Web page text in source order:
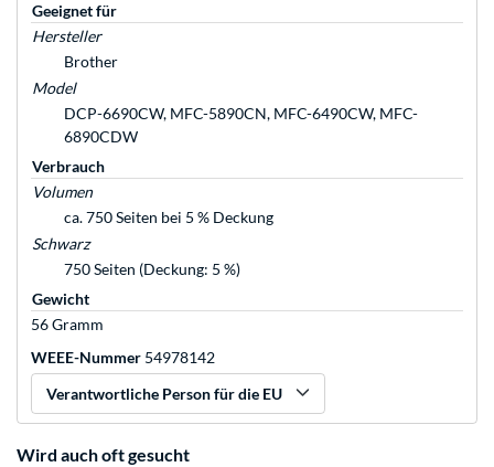
Geeignet für
Hersteller
Brother
Model
DCP-6690CW, MFC-5890CN, MFC-6490CW, MFC-
6890CDW
Verbrauch
Volumen
ca. 750 Seiten bei 5 % Deckung
Schwarz
750 Seiten (Deckung: 5 %)
Gewicht
56 Gramm
WEEE-Nummer 54978142
Verantwortliche Person für die EU
Wird auch oft gesucht